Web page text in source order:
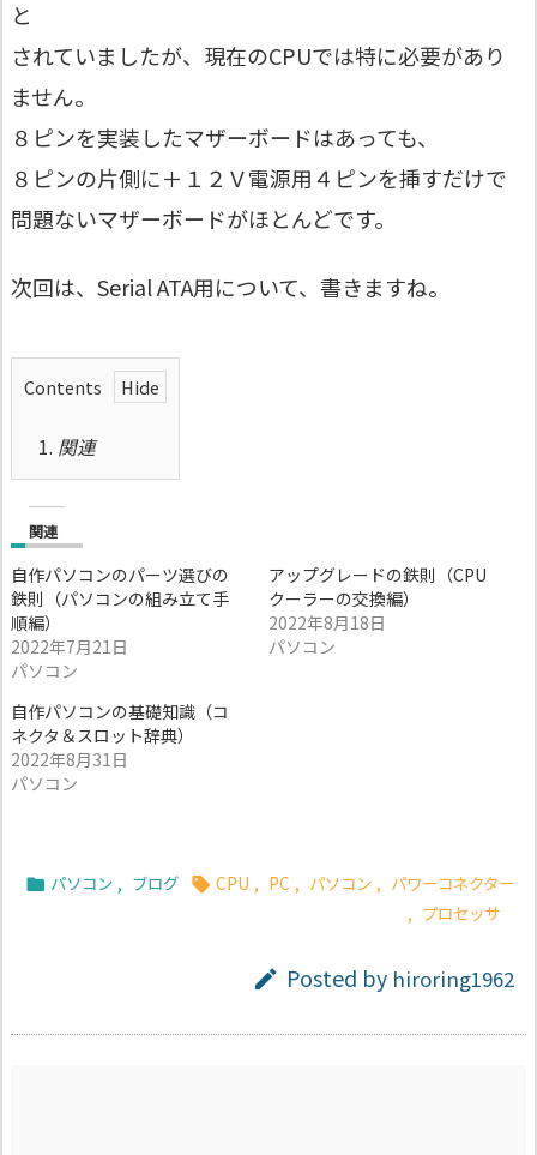
と
されていましたが、現在のCPUでは特に必要があり
ません。
８ピンを実装したマザーボードはあっても、
８ピンの片側に＋１２Ｖ電源用４ピンを挿すだけで
問題ないマザーボードがほとんどです。
次回は、Serial ATA用について、書きますね。
Contents
1. 関連
関連
自作パソコンのパーツ選びの
鉄則（パソコンの組み立て手
順編）
2022年7月21日
パソコン
アップグレードの鉄則（CPU
クーラーの交換編）
2022年8月18日
パソコン
自作パソコンの基礎知識（コ
ネクタ＆スロット辞典）
2022年8月31日
パソコン
 パソコン , ブログ  CPU , PC , パソコン , パワーコネクター
, プロセッサ
 Posted by hiroring1962